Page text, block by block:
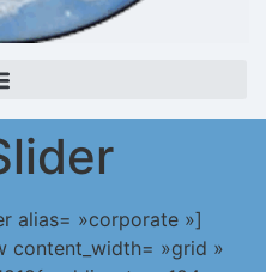
alias= »corporate »]
content_width= »grid »